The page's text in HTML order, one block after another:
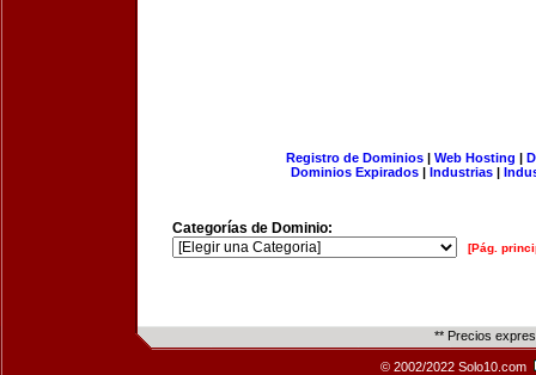
Registro de Dominios| Web Hosting |
Dominios Expirados | Industrias |
Categorías de Dominio:
[Pág.
** Precios
© 2002/2022 Solo10.com